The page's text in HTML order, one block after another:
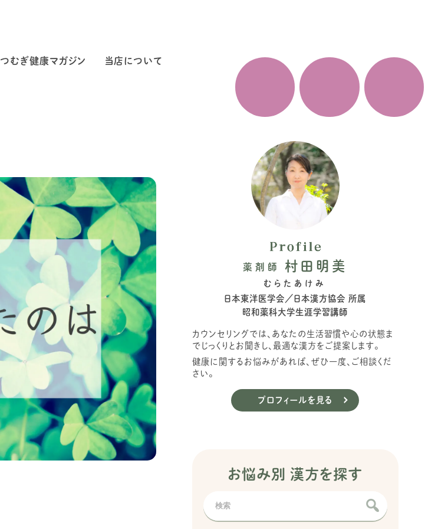
つむぎ健康マガジン 当店について
薬剤師 村田明美
むらたあけみ
日本東洋医学会／日本漢方協会 所属
昭和薬科大学生涯学習講師
カウンセリングでは、あなたの生活習慣や心の状態ま
でじっくりとお聞きし、最適な漢方をご提案します。
健康に関するお悩みがあれば、ぜひ一度、ご相談くだ
さい。
プロフィールを見る
お悩み別 漢方を探す